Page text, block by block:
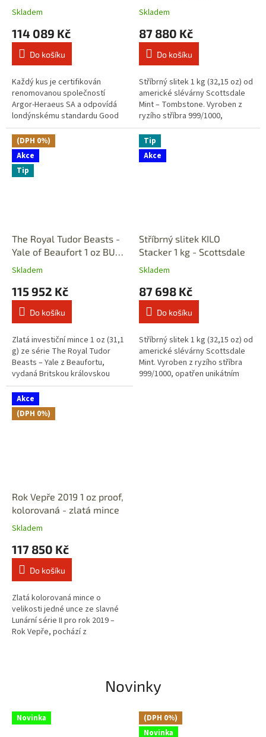
Skladem
114 089 Kč
Do košíku
Každý kus je certifikován
renomovanou společností
Argor-Heraeus SA a odpovídá
londýnskému standardu Good
Delivery, díky čemuž je
akceptován na všech světových
trzích. 🕒 Konečná...
Skladem
87 880 Kč
Do košíku
Stříbrný slitek 1 kg (32,15 oz) od
americké slévárny Scottsdale
Mint – Tombstone. Vyroben z
ryzího stříbra 999/1000,
inspirovaný legendami starého
amerického západu. Každý kus...
(DPH 0%)
Akce
Tip
The Royal Tudor Beasts -
Yale of Beaufort 1 oz BU
2023 - zlatá mince
Skladem
115 952 Kč
Do košíku
Zlatá investiční mince 1 oz (31,1
g) ze série The Royal Tudor
Beasts – Yale z Beaufortu,
vydaná Britskou královskou
mincovnou (The Royal Mint).
Jedná se o druhou minci
oficiální...
Tip
Akce
Stříbrný slitek KILO
Stacker 1 kg - Scottsdale
Skladem
87 698 Kč
Do košíku
Stříbrný slitek 1 kg (32,15 oz) od
americké slévárny Scottsdale
Mint. Vyroben z ryzího stříbra
999/1000, opatřen unikátním
Akce
(DPH 0%)
Rok Vepře 2019 1 oz proof,
kolorovaná - zlatá mince
Skladem
117 850 Kč
Do košíku
Zlatá kolorovaná mince o
velikosti jedné unce ze slavné
Lunární série II pro rok 2019 –
Rok Vepře, pochází z
Novinky
Novinka
(DPH 0%)
Novinka